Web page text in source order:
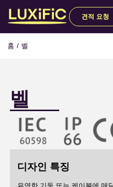
견적 요청
홈 / 벨
벨
디자인 특징
유연한 기둥 또는 케이블에 매